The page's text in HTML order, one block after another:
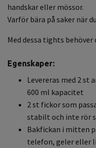
handskar eller mössor.
Varför bära på saker när
Med dessa tights
Egenskaper:
Levereras med 2 st
600 ml kapacitet
2 st fickor som
stabilt och inte rör
Bakfickan i mitten
telefon, geler eller